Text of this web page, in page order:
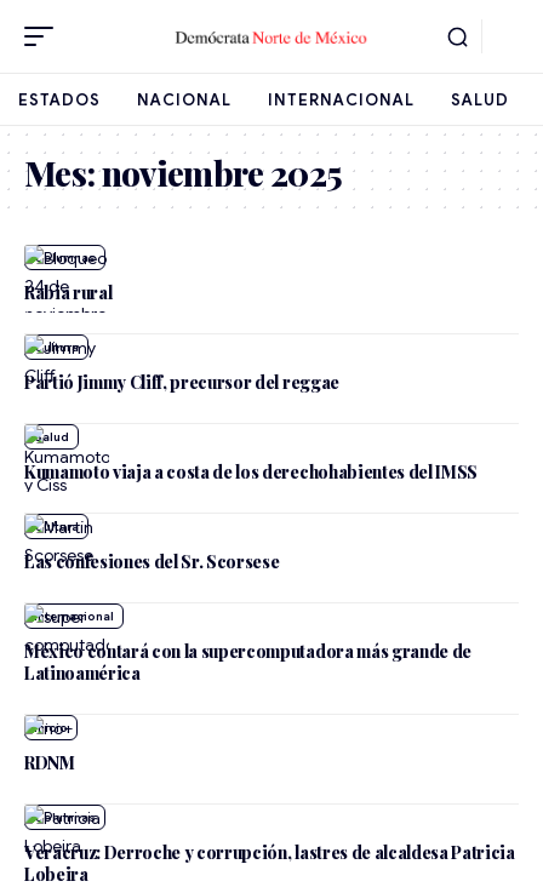
ESTADOS NACIONAL INTERNACIONAL SALUD
Mes:noviembre 2025
Rabia rural
Cultura
Partió Jimmy Cliff, precursor del reggae
Salud
Kumamoto viaja a costa de los derechohabientes del IMSS
Cultura
Las confesiones del Sr. Scorsese
Internacional
México contará con la supercomputadora más grande de
Latinoamérica
Inicio
RDNM
Veracruz: Derroche y corrupción, lastres de alcaldesa Patricia
Lobeira